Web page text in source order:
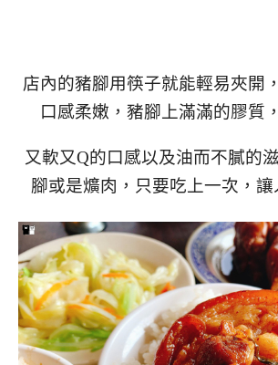
店內的豬腳用筷子就能輕易夾開
口感柔嫩，豬腳上滿滿的膠質
又軟又Q的口感以及油而不膩的
腳或是爌肉，只要吃上一次，讓